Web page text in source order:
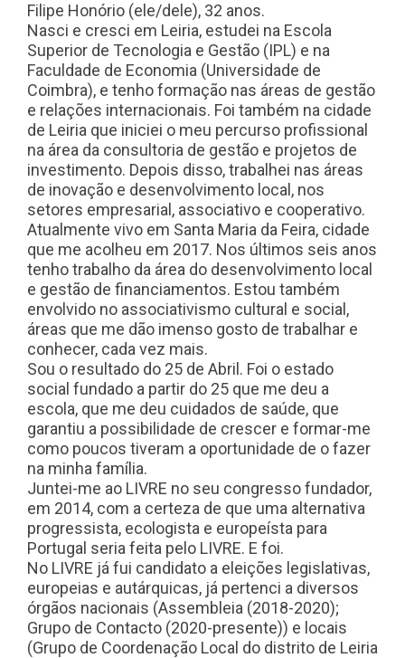
Filipe Honório (ele/dele), 32 anos.
Nasci e cresci em Leiria, estudei na Escola
Superior de Tecnologia e Gestão (IPL) e na
Faculdade de Economia (Universidade de
Coimbra), e tenho formação nas áreas de gestão
e relações internacionais. Foi também na cidade
de Leiria que iniciei o meu percurso profissional
na área da consultoria de gestão e projetos de
investimento. Depois disso, trabalhei nas áreas
de inovação e desenvolvimento local, nos
setores empresarial, associativo e cooperativo.
Atualmente vivo em Santa Maria da Feira, cidade
que me acolheu em 2017. Nos últimos seis anos
tenho trabalho da área do desenvolvimento local
e gestão de financiamentos. Estou também
envolvido no associativismo cultural e social,
áreas que me dão imenso gosto de trabalhar e
conhecer, cada vez mais.
Sou o resultado do 25 de Abril. Foi o estado
social fundado a partir do 25 que me deu a
escola, que me deu cuidados de saúde, que
garantiu a possibilidade de crescer e formar-me
como poucos tiveram a oportunidade de o fazer
na minha família.
Juntei-me ao LIVRE no seu congresso fundador,
em 2014, com a certeza de que uma alternativa
progressista, ecologista e europeísta para
Portugal seria feita pelo LIVRE. E foi.
No LIVRE já fui candidato a eleições legislativas,
europeias e autárquicas, já pertenci a diversos
órgãos nacionais (Assembleia (2018-2020);
Grupo de Contacto (2020-presente)) e locais
(Grupo de Coordenação Local do distrito de Leiria